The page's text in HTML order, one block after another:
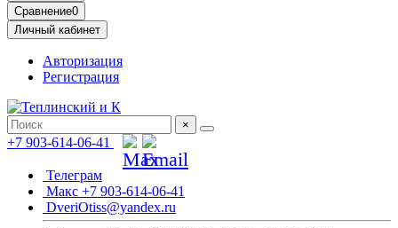
Сравнение0
Личный кабинет
Авторизация
Регистрация
×
+7 903-614-06-41
Телеграм
Макс +7 903-614-06-41
DveriOtiss@yandex.ru